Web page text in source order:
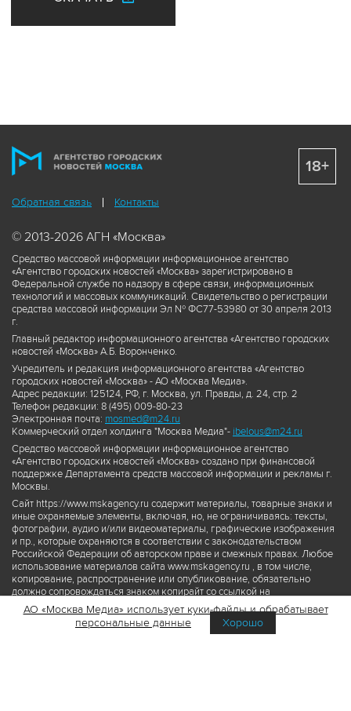
Обратная связь Контакты
© 2013-2026 АГН «Москва»
Средство массовой информации информационное агентство
«Агентство городских новостей «Москва» зарегистрировано в
Федеральной службе по надзору в сфере связи, информационных
технологий и массовых коммуникаций. Свидетельство о регистрации
средства массовой информации Эл № ФС77-53980 от 30 апреля 2013
г.
Главный редактор информационного агентства «Агентство городских
новостей «Москва» А.Б. Воронченко.
Учредитель и редакция информационного агентства «Агентство
городских новостей «Москва» - АО «Москва Медиа».
Адрес редакции: 125124, РФ, г. Москва, ул. Правды, д. 24, стр. 2
Телефон редакции: 8 (495) 009-80-23
Электронная почта: mosmed@m24.ru
Коммерческий отдел холдинга "Москва Медиа"- ibelous@m24.ru
Средство массовой информации информационное агентство
«Агентство городских новостей «Москва» создано при финансовой
поддержке Департамента средств массовой информации и рекламы г.
Москвы.
Сайт https://www.mskagency.ru содержит материалы, товарные знаки и
иные охраняемые элементы, включая, но, не ограничиваясь: тексты,
фотографии, аудио и/или видеоматериалы, графические изображения
и пр., которые охраняются в соответствии с законодательством
Российской Федерации об авторском праве и смежных правах. Любое
использование материалов сайта www.mskagency.ru , в том числе,
копирование, распространение или опубликование, обязательно
должно сопровождаться знаком копирайт со ссылкой на
правообладателя © АО «Москва Медиа», а также гиперссылкой на сайт
www.mskagency.ru как на первоисточник информации. Переработка
материалов сайта www.mskagency.ru не допускается.
18+
АО «Москва Медиа» использует куки-файлы и обрабатывает
персональные данные
Хорошо